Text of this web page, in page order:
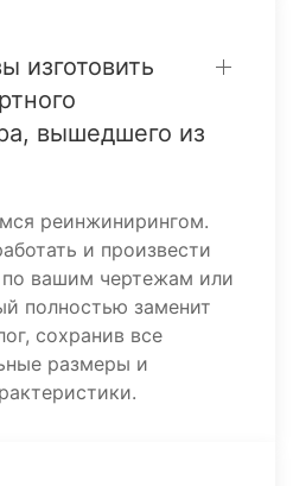
изготовить
вышедшего из
реинжинирингом.
и произвести
вашим чертежам или
полностью заменит
сохранив все
размеры и